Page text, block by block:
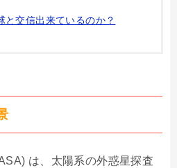
と交信出来ているのか？
は、太陽系の外惑星探査